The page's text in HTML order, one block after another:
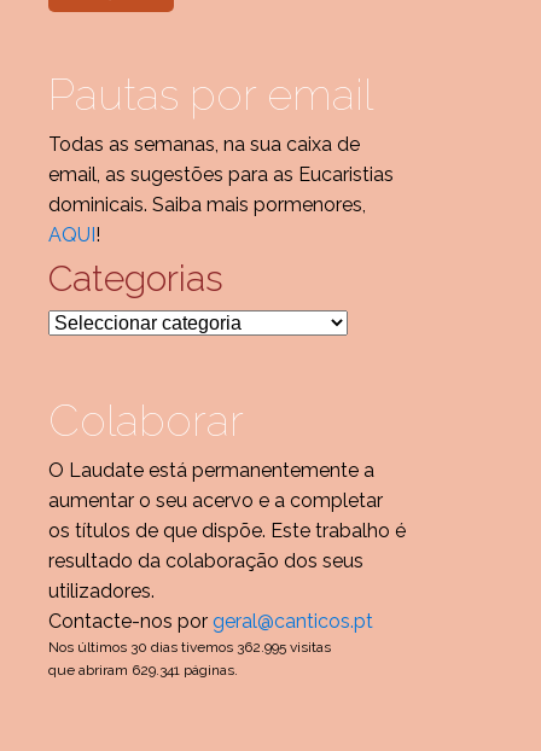
Pautas por email
Todas as semanas, na sua caixa de
email, as sugestões para as Eucaristias
dominicais. Saiba mais pormenores,
AQUI !
Categorias
Categorias
Colaborar
O Laudate está permanentemente a
aumentar o seu acervo e a completar
os títulos de que dispõe. Este trabalho é
resultado da colaboração dos seus
utilizadores.
Contacte-nos por geral@canticos.pt
Nos últimos 30 dias tivemos 362.995 visitas
que abriram 629.341 páginas.